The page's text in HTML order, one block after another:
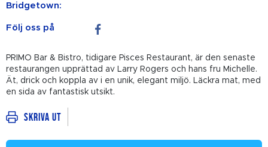
Bridgetown:
Följ oss på
PRIMO Bar & Bistro, tidigare Pisces Restaurant, är den senaste
restaurangen upprättad av Larry Rogers och hans fru Michelle.
Ät, drick och koppla av i en unik, elegant miljö. Läckra mat, med
en sida av fantastisk utsikt.
Skriva ut